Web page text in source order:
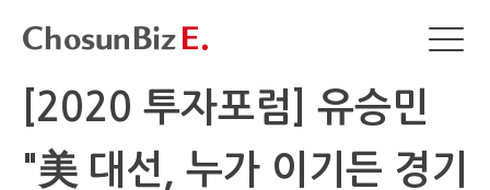
[2020 투자포럼] 유승민
"美 대선, 누가 이기든 경기